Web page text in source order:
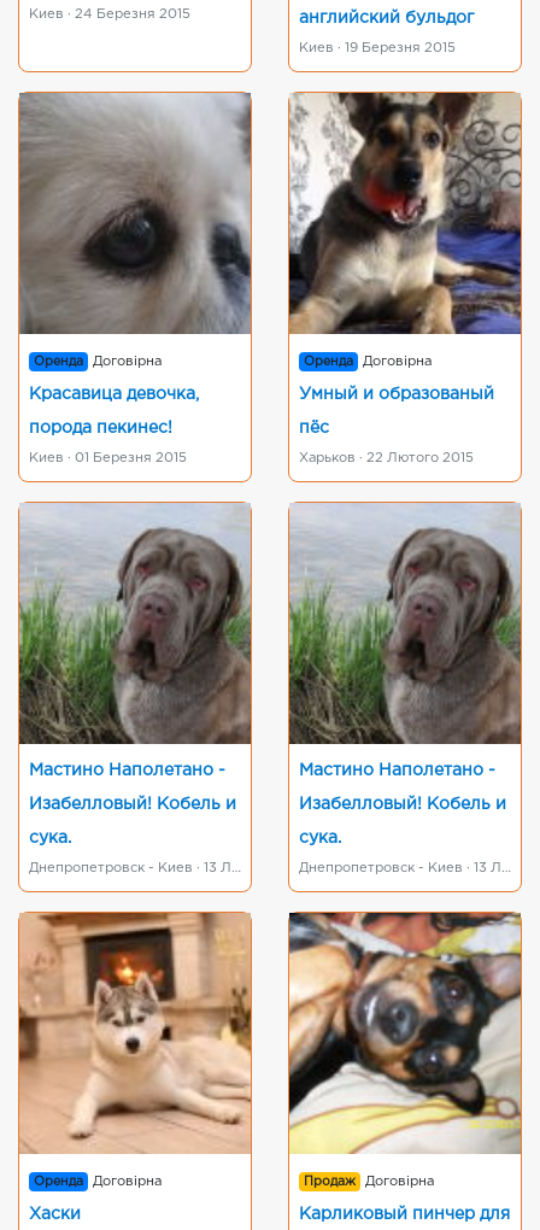
Киев · 24 Березня 2015 английский бульдог
Киев · 19 Березня 2015
Оренда Договірна
Красавица девочка,
порода пекинес!
Киев · 01 Березня 2015
Оренда Договірна
Умный и образованый
пёс
Харьков · 22 Лютого 2015
Мастино Наполетано -
Изабелловый! Кобель и
сука.
Днепропетровск - Киев · 13 Лютого 2015
Мастино Наполетано -
Изабелловый! Кобель и
сука.
Днепропетровск - Киев · 13 Лютого 2015
Оренда Договірна
Хаски
Продаж Договірна
Карликовый пинчер для